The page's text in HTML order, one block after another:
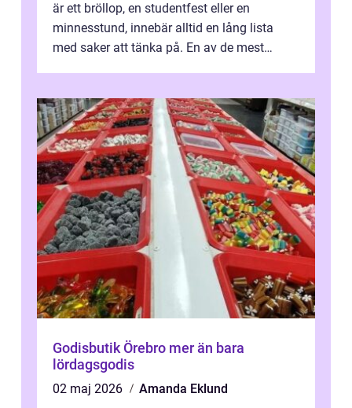
är ett bröllop, en studentfest eller en
minnesstund, innebär alltid en lång lista
med saker att tänka på. En av de mest
Godisbutik Örebro mer än bara
lördagsgodis
02 maj 2026
Amanda Eklund